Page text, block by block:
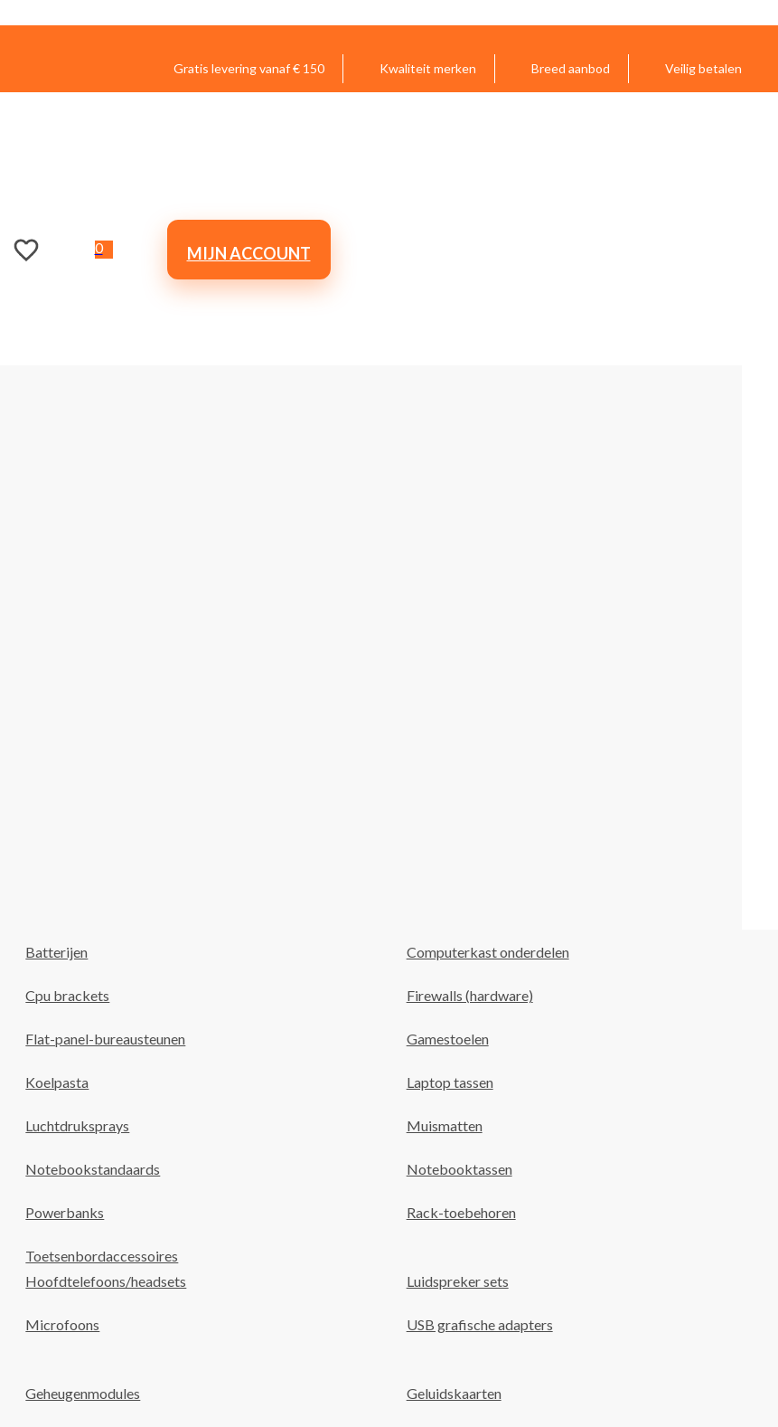
Gratis levering vanaf € 150
Kwaliteit merken Breed aanbod Veilig betalen
0 MIJN ACCOUNT
Batterijen Computerkast onderdelen
Cpu brackets Firewalls (hardware)
Flat-panel-bureausteunen Gamestoelen
Koelpasta Laptop tassen
Luchtdruksprays Muismatten
Notebookstandaards Notebooktassen
Powerbanks Rack-toebehoren
Toetsenbordaccessoires
Hoofdtelefoons/headsets Luidspreker sets
Microfoons USB grafische adapters
Geheugenmodules Geluidskaarten